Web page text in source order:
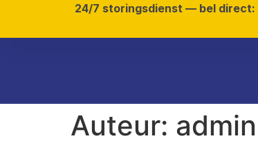
24/7 storingsdienst — bel direct:
Auteur: admin